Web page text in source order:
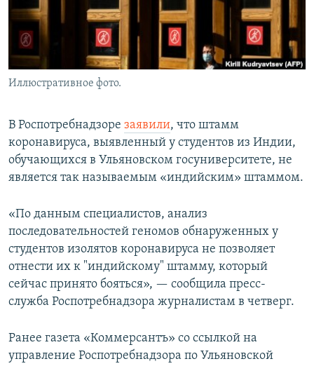
Иллюстративное фото.
В Роспотребнадзоре заявили, что штамм
коронавируса, выявленный у студентов из Индии,
обучающихся в Ульяновском госуниверситете, не
является так называемым «индийским» штаммом.
«По данным специалистов, анализ
последовательностей геномов обнаруженных у
студентов изолятов коронавируса не позволяет
отнести их к "индийскому" штамму, который
сейчас принято бояться», — сообщила пресс-
служба Роспотребнадзора журналистам в четверг.
Ранее газета «Коммерсантъ» со ссылкой на
управление Роспотребнадзора по Ульяновской